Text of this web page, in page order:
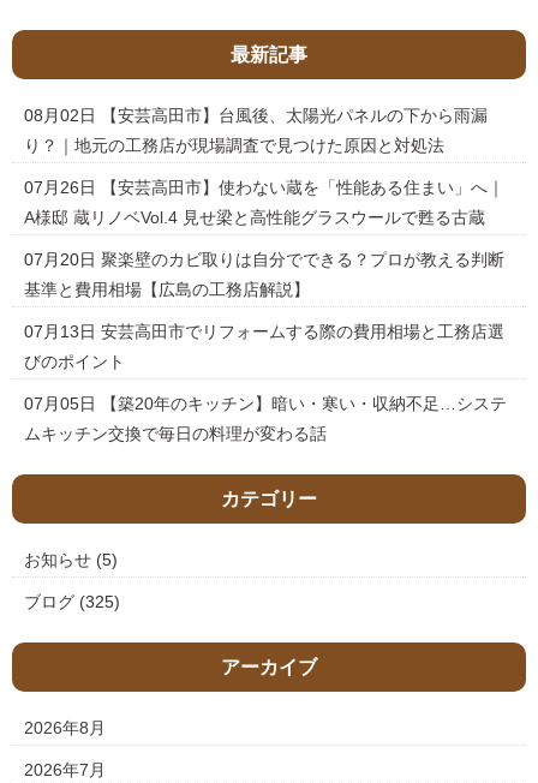
最新記事
08月02日
【安芸高田市】台風後、太陽光パネルの下から雨漏
り？｜地元の工務店が現場調査で見つけた原因と対処法
07月26日
【安芸高田市】使わない蔵を「性能ある住まい」へ｜
A様邸 蔵リノベVol.4 見せ梁と高性能グラスウールで甦る古蔵
07月20日 聚楽壁のカビ取りは自分でできる？プロが教える判断
基準と費用相場【広島の工務店解説】
07月13日 安芸高田市でリフォームする際の費用相場と工務店選
びのポイント
07月05日
【築20年のキッチン】暗い・寒い・収納不足…システ
ムキッチン交換で毎日の料理が変わる話
カテゴリー
お知らせ (5)
ブログ (325)
アーカイブ
2026年8月
2026年7月